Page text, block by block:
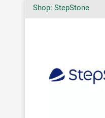
Shop: StepStone